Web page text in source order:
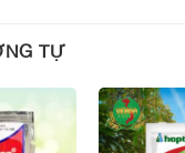
TỰ